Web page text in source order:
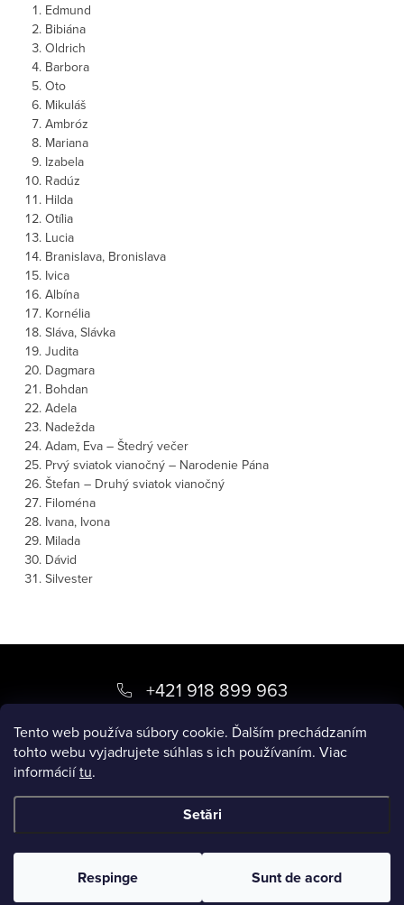
Tento web používa súbory cookie. Ďalším prechádzaním
tohto webu vyjadrujete súhlas s ich používaním. Viac
informáciítu.
Setări
Respinge Sunt de acord
Edmund
Bibiána
Oldrich
Barbora
Oto
Mikuláš
Ambróz
Mariana
Izabela
Radúz
Hilda
Otília
Lucia
Branislava, Bronislava
Ivica
Albína
Kornélia
Sláva, Slávka
Judita
Dagmara
Bohdan
Adela
Nadežda
Adam, Eva – Štedrý večer
Prvý sviatok vianočný – Narodenie Pána
Štefan – Druhý sviatok vianočný
Filoména
Ivana, Ivona
Milada
Dávid
Silvester
b
+421 918 899 963
kvety@luxory.sk
BLOG LUXORY
Drepturi de autor 2026LUXORY.SK. Toate drepturile rezervate.